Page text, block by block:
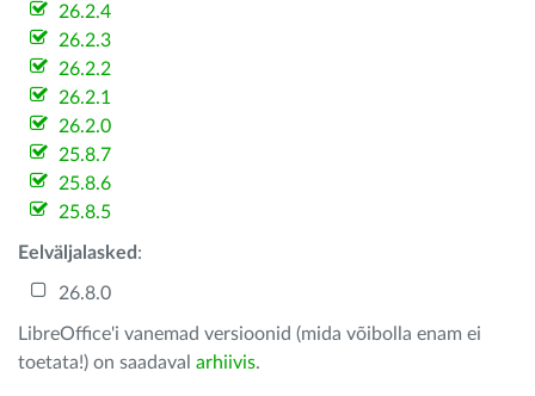
26.2.4
26.2.3
26.2.2
26.2.1
26.2.0
25.8.7
25.8.6
25.8.5
Eelväljalasked :
26.8.0
LibreOffice'i vanemad versioonid (mida võibolla enam ei
toetata!) on saadaval arhiivis.